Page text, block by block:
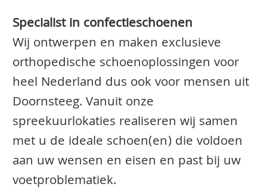
Specialist in confectieschoenen
Wij ontwerpen en maken exclusieve
orthopedische schoenoplossingen voor
heel Nederland dus ook voor mensen uit
Doornsteeg. Vanuit onze
spreekuurlokaties realiseren wij samen
met u de ideale schoen(en) die voldoen
aan uw wensen en eisen en past bij uw
voetproblematiek.